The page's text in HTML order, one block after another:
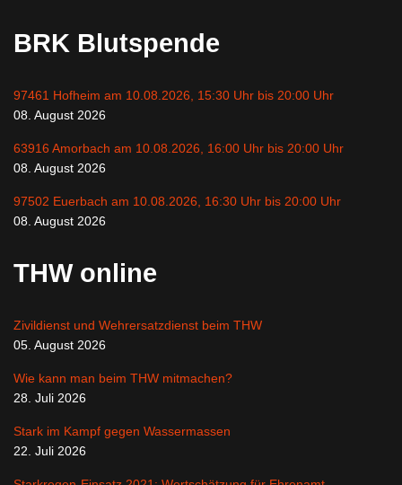
BRK Blutspende
97461 Hofheim am 10.08.2026, 15:30 Uhr bis 20:00 Uhr
08. August 2026
63916 Amorbach am 10.08.2026, 16:00 Uhr bis 20:00 Uhr
08. August 2026
97502 Euerbach am 10.08.2026, 16:30 Uhr bis 20:00 Uhr
08. August 2026
THW online
Zivildienst und Wehrersatzdienst beim THW
05. August 2026
Wie kann man beim THW mitmachen?
28. Juli 2026
Stark im Kampf gegen Wassermassen
22. Juli 2026